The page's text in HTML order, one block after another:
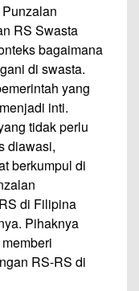
RS Swasta
bagaimana
di swasta.
yang
inti.
tidak perlu
diawasi,
berkumpul di
di Filipina
Pihaknya
RS-RS di